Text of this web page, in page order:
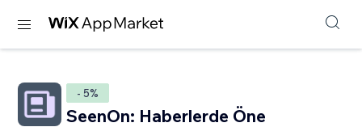
- 5%
SeenOn: Haberlerde Öne